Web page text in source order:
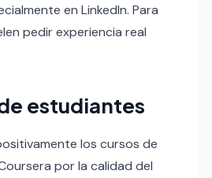
en LinkedIn. Para
pedir experiencia real
estudiantes
los cursos de
por la calidad del